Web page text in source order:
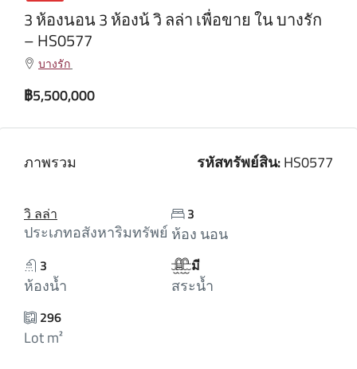
3 ห้องนอน 3 ห้องน้ วิ ลล่า เพื่อขาย ใน บางรัก
– HS0577
บางรัก
฿5,500,000
ภาพรวม รหัสทรัพย์สิน:HS0577
วิ ลล่า
ประเภทอสังหาริมทรัพย์
3
ห้อง นอน
3
ห้องน้ำ
มี
สระน้ำ
296
Lot m²